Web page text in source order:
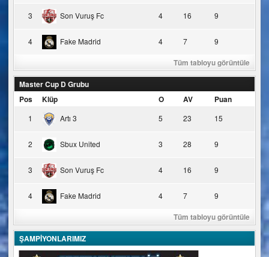
3 Son Vuruş Fc 4 16 9
4 Fake Madrid 4 7 9
Tüm tabloyu görüntüle
Master Cup D Grubu
Pos
Klüp O AV Puan
1 Artı 3 5 23 15
2 Sbux United 3 28 9
3 Son Vuruş Fc 4 16 9
4 Fake Madrid 4 7 9
Tüm tabloyu görüntüle
ŞAMPİYONLARIMIZ